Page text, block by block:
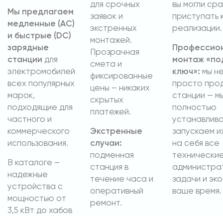
Мы предлагаем
медленные (AC)
и быстрые (DC)
зарядные
станции для
электромобилей
всех популярных
марок,
подходящие для
частного и
коммерческого
использования.
В каталоге –
надежные
устройства с
мощностью от
3,5 кВт до хабов
для срочных
заявок и
экстренных
монтажей.
Прозрачная
смета и
фиксированные
цены – никаких
скрытых
платежей.
Экстренные
случаи:
подменная
станция в
течение часа и
оперативный
ремонт.
вы могли
приступать
реализации.
монтаж
ключ»: мы
просто
станции —
полностью
запускаем
на себя все
задачи и
ваше время.